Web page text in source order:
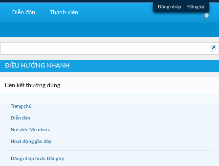
Đăng nhập Đăng ký
ĐIỀU HƯỚNG NHANH
Liên kết thường dùng
Trang chủ
Diễn đàn
Notable Members
Hoạt động gần đây
Đăng nhập hoặc Đăng ký
Diễn đàn Thành viên